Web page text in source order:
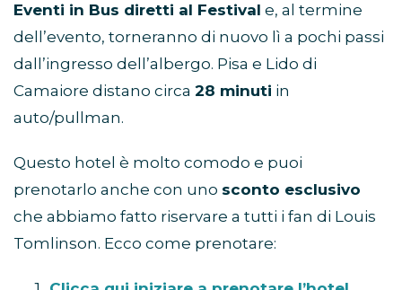
Eventi in Bus diretti al Festival e, al termine
dell’evento, torneranno di nuovo lì a pochi passi
dall’ingresso dell’albergo. Pisa e Lido di
Camaiore distano circa 28 minuti in
auto/pullman.
Questo hotel è molto comodo e puoi
prenotarlo anche con uno sconto esclusivo
che abbiamo fatto riservare a tutti i fan di Louis
Tomlinson. Ecco come prenotare: